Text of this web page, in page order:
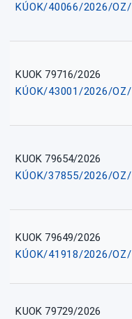
KÚOK/40066/2026/
KUOK 79716/2026
KÚOK/43001/2026/
KUOK 79654/2026
KÚOK/37855/2026/
KUOK 79649/2026
KÚOK/41918/2026/
KUOK 79729/2026